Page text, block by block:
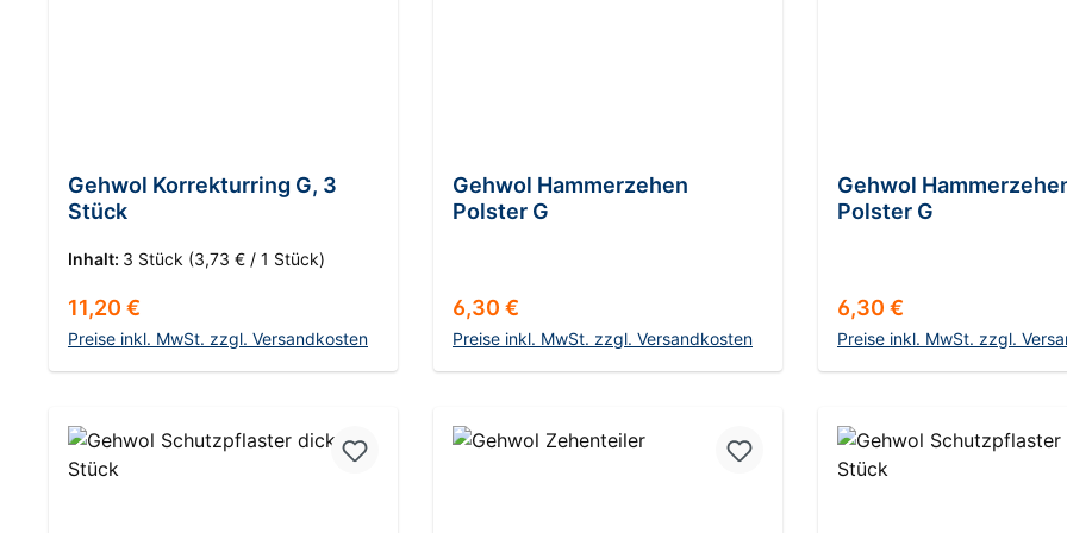
Gehwol Korrekturring G, 3
Stück
Inhalt: 3 Stück (3,73 € / 1 Stück)
Regulärer Preis:
11,20 €
Preise inkl. MwSt. zzgl. Versandkosten
Gehwol Hammerzehen
Polster G
Regulärer Preis:
6,30 €
Preise inkl. MwSt. zzgl. Versandkosten
Gehwol
Polster G
Regulärer Preis:
6,30 €
Preise inkl. MwSt. zzgl.